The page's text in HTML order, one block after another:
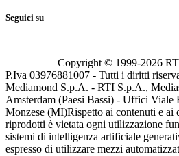
Seguici su
Copyright © 1999-2026
P.Iva 03976881007 - Tutti i diritti
Mediamond S.p.A. - RTI S.p.A.,
Amsterdam (Paesi Bassi) - Uffici Viale
Monzese (MI)Rispetto ai contenuti e ai
riprodotti è vietata ogni utilizzazione
sistemi di intelligenza artificiale
espresso di utilizzare mezzi